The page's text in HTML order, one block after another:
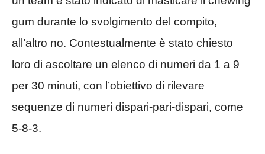
gum durante lo svolgimento del compito,
all’altro no. Contestualmente è stato chiesto
loro di ascoltare un elenco di numeri da 1 a 9
per 30 minuti, con l’obiettivo di rilevare
sequenze di numeri dispari-pari-dispari, come
5-8-3.